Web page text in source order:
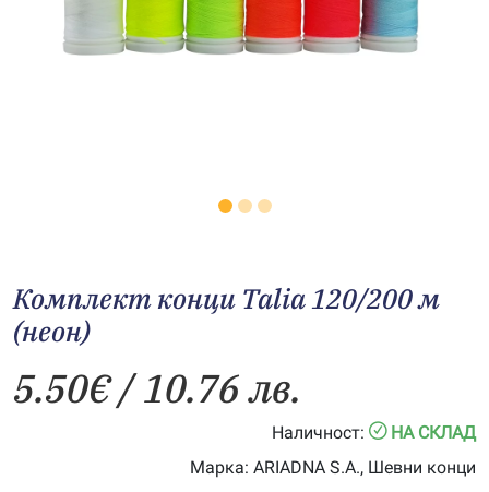
Комплект конци Talia 120/200 м
(неон)
5.50€/ 10.76 лв.
Наличност:
НА СКЛАД
Марка: ARIADNA S.A., Шевни конци